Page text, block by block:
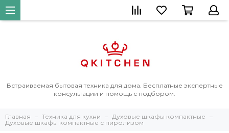
Встраиваемая бытовая техника для дома. Бесплатные экспертные
консультации и помощь с подбором.
Главная Техника для кухни
Духовые шкафы компактные
Духовые шкафы компактные с пиролизом